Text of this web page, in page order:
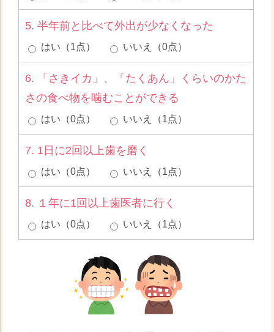
5. 半年前と比べて外出が少なくなった
はい（1点） いいえ（0点）
6. 「さきイカ」、「たくあん」くらいのかた
さの食べ物を噛むことができる
はい（0点） いいえ（1点）
7. 1日に2回以上歯を磨く
はい（0点） いいえ（1点）
8. １年に1回以上歯医者に行く
はい（0点） いいえ（1点）